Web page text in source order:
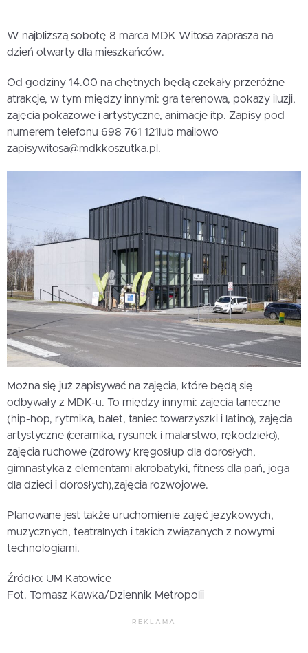
W najbliższą sobotę 8 marca MDK Witosa zaprasza na
dzień otwarty dla mieszkańców.
Od godziny 14.00 na chętnych będą czekały przeróżne
atrakcje, w tym między innymi: gra terenowa, pokazy iluzji,
zajęcia pokazowe i artystyczne, animacje itp. Zapisy pod
numerem telefonu 698 761 121lub mailowo
zapisywitosa@mdkkoszutka.pl.
Można się już zapisywać na zajęcia, które będą się
odbywały z MDK-u. To między innymi: zajęcia taneczne
(hip-hop, rytmika, balet, taniec towarzyszki i latino), zajęcia
artystyczne (ceramika, rysunek i malarstwo, rękodzieło),
zajęcia ruchowe (zdrowy kręgosłup dla dorosłych,
gimnastyka z elementami akrobatyki, fitness dla pań, joga
dla dzieci i dorosłych),zajęcia rozwojowe.
Planowane jest także uruchomienie zajęć językowych,
muzycznych, teatralnych i takich związanych z nowymi
technologiami.
Źródło: UM Katowice
Fot. Tomasz Kawka/Dziennik Metropolii
REKLAMA